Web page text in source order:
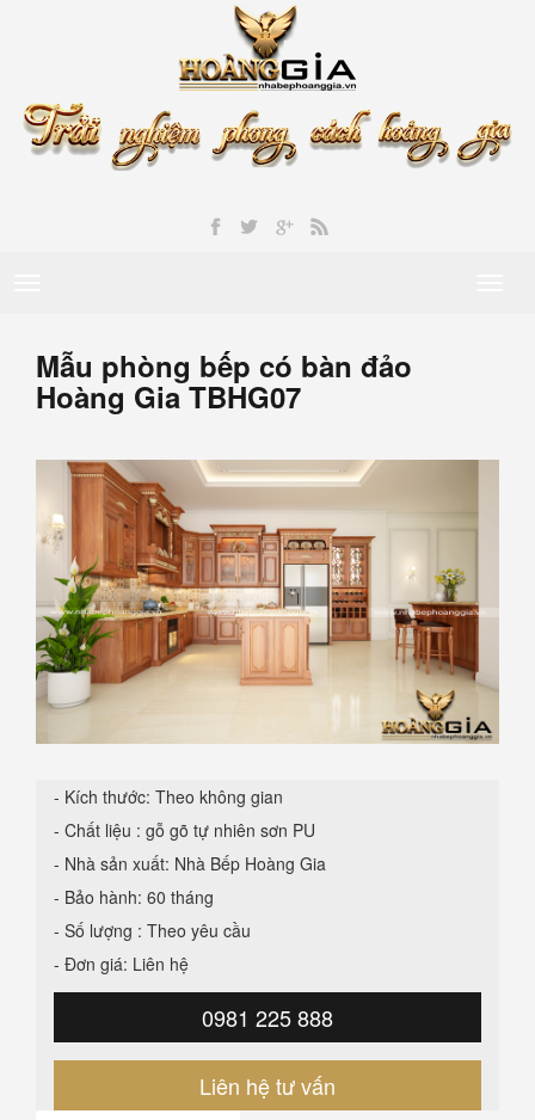
Mẫu phòng bếp có bàn đảo
Hoàng Gia TBHG07
- Kích thước: Theo không gian
- Chất liệu : gỗ gõ tự nhiên sơn PU
- Nhà sản xuất: Nhà Bếp Hoàng Gia
- Bảo hành: 60 tháng
- Số lượng : Theo yêu cầu
- Đơn giá: Liên hệ
0981 225 888
Liên hệ tư vấn